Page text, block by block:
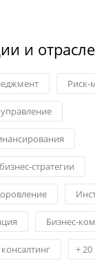
и
Риск-
стратегии
Бизнес-
+20